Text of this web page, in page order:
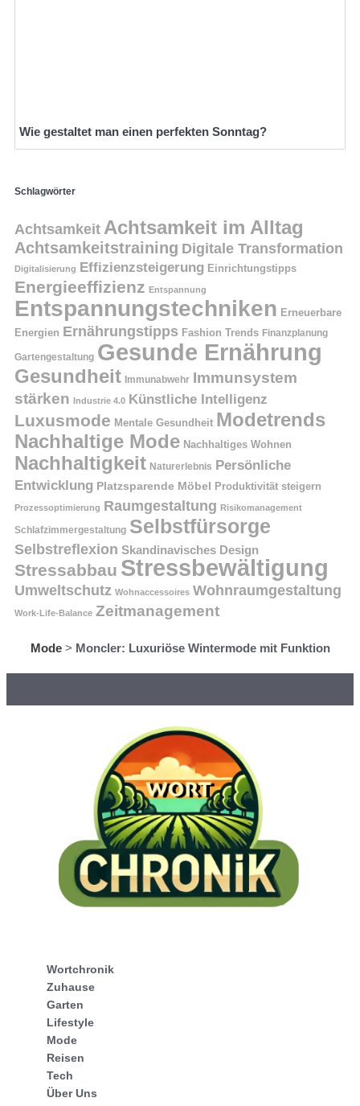
Wie gestaltet man einen perfekten Sonntag?
Schlagwörter
Achtsamkeit Achtsamkeit im Alltag
Achtsamkeitstraining Digitale Transformation
Digitalisierung Effizienzsteigerung Einrichtungstipps
Energieeffizienz Entspannung
Entspannungstechniken Erneuerbare
Energien Ernährungstipps Fashion Trends Finanzplanung
Gartengestaltung Gesunde Ernährung
Gesundheit Immunabwehr Immunsystem
stärken Industrie 4.0 Künstliche Intelligenz
Luxusmode Mentale Gesundheit Modetrends
Nachhaltige Mode Nachhaltiges Wohnen
Nachhaltigkeit Naturerlebnis Persönliche
Entwicklung Platzsparende Möbel Produktivität steigern
Prozessoptimierung Raumgestaltung Risikomanagement
Schlafzimmergestaltung Selbstfürsorge
Selbstreflexion Skandinavisches Design
Stressabbau Stressbewältigung
Umweltschutz Wohnaccessoires Wohnraumgestaltung
Work-Life-Balance Zeitmanagement
Mode> Moncler: Luxuriöse Wintermode mit Funktion
Wortchronik
Zuhause
Garten
Lifestyle
Mode
Reisen
Tech
Über Uns